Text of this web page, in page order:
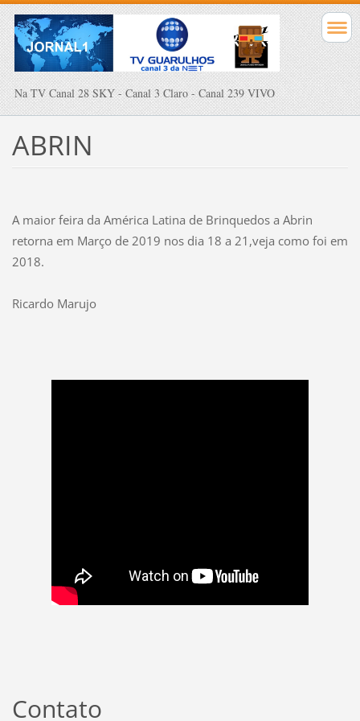
Na TV Canal 28 SKY - Canal 3 Claro - Canal 239 VIVO
ABRIN
A maior feira da América Latina de Brinquedos a Abrin
retorna em Março de 2019 nos dia 18 a 21,veja como foi em
2018.
Ricardo Marujo
Contato